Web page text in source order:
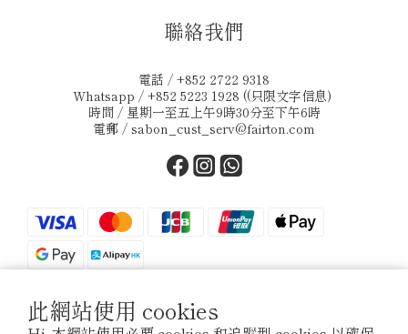
此網站使用 cookies
聯絡我們
電話 / +852 2722 9318
Whatsapp / +852 5223 1928 ((只限文字信息)
時間 / 星期一至五上午9時30分至下午6時
電郵 / sabon_cust_serv@fairton.com
$ HKD 繁體中文